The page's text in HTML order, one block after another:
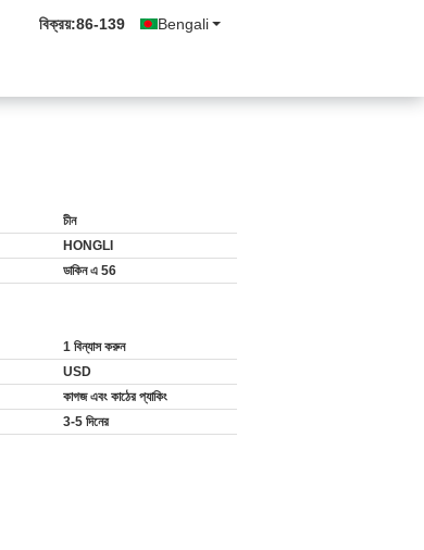
Bengali
বিক্রয়:86-139
চীন
HONGLI
ডাকিন এ 56
1 বিন্যাস করুন
USD
কাগজ এবং কাঠের প্যাকিং
3-5 দিনের